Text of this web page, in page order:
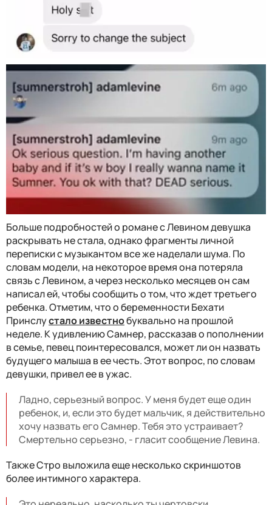
Больше подробностей о романе с Левином девушка
раскрывать не стала, однако фрагменты личной
переписки с музыкантом все же наделали шума. По
словам модели, на некоторое время она потеряла
связь с Левином, а через несколько месяцев он сам
написал ей, чтобы сообщить о том, что ждет третьего
ребенка. Отметим, что о беременности Бехати
Принслустало известнобуквально на прошлой
неделе. К удивлению Самнер, рассказав о пополнении
в семье, певец поинтересовался, может ли он назвать
будущего малыша в ее честь. Этот вопрос, по словам
девушки, привел ее в ужас.
Ладно, серьезный вопрос. У меня будет еще один
ребенок, и, если это будет мальчик, я действительно
хочу назвать его Самнер. Тебя это устраивает?
Смертельно серьезно, - гласит сообщение Левина.
Также Стро выложила еще несколько скриншотов
более интимного характера.